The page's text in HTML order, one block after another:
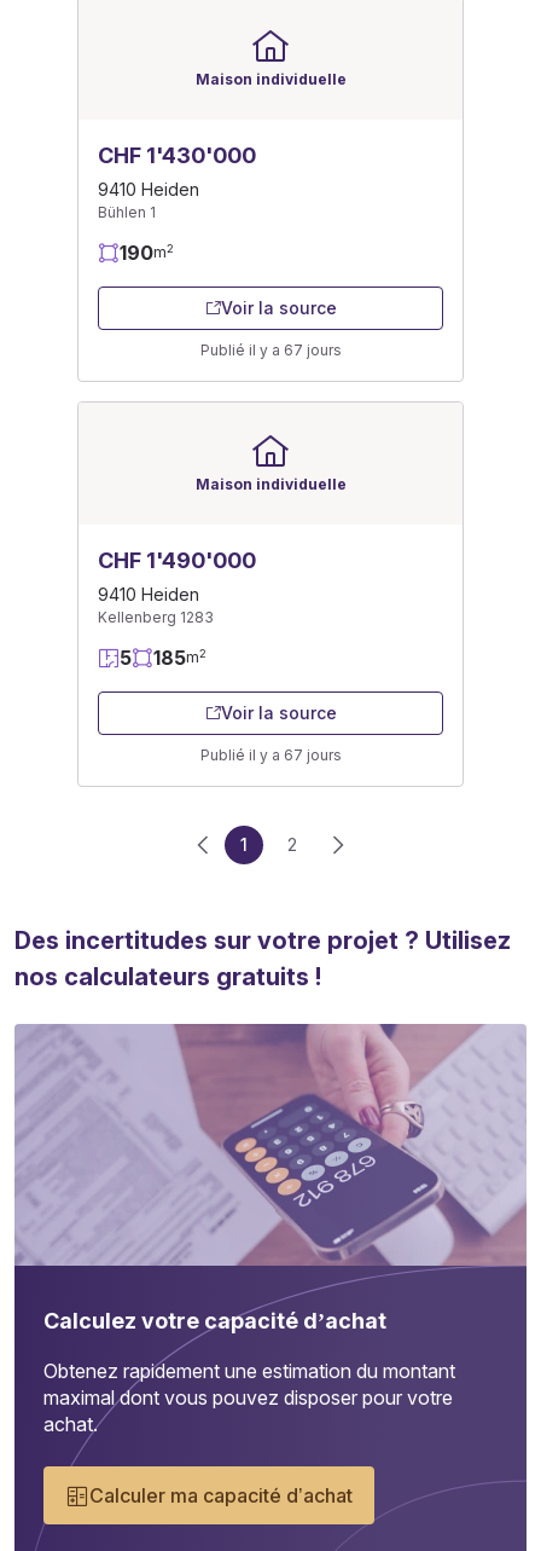
Maison individuelle
CHF 1'430'000
9410 Heiden
Bühlen 1
190m2
Voir la source
Publié il y a 67 jours
Maison individuelle
CHF 1'490'000
9410 Heiden
Kellenberg 1283
5 185m2
Voir la source
Publié il y a 67 jours
1 2
Des incertitudes sur votre projet ? Utilisez
nos calculateurs gratuits !
Calculez votre capacité d’achat
Obtenez rapidement une estimation du montant
maximal dont vous pouvez disposer pour votre
achat.
Calculer ma capacité d’achat